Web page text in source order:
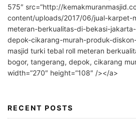
575″ src=”http://
content/uploads/2017/06/jual-karpet-
meteran-berkualitas-di-bekasi-
depok-cikarang-murah-produk-
masjid turki tebal roll meteran
bogor, tangerang, depok, cikarang
width=”270″ height=”108″ /></a>
RECENT POSTS